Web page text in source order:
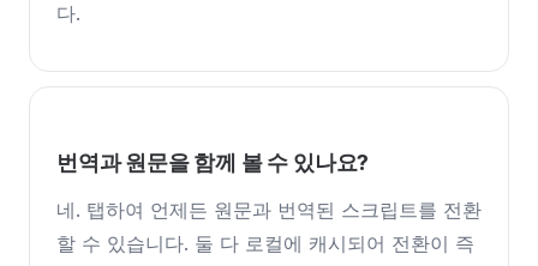
다.
번역과 원문을 함께 볼 수 있나요?
네. 탭하여 언제든 원문과 번역된 스크립트를 전환
할 수 있습니다. 둘 다 로컬에 캐시되어 전환이 즉